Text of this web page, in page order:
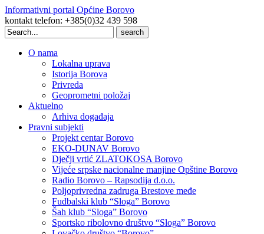
Informativni portal Općine Borovo
kontakt telefon: +385(0)32 439 598
Search
for:
O nama
Lokalna uprava
Istorija Borova
Privreda
Geoprometni položaj
Aktuelno
Arhiva događaja
Pravni subjekti
Projekt centar Borovo
EKO-DUNAV Borovo
Dječji vrtić ZLATOKOSA Borovo
Vijeće srpske nacionalne manjine Opštine Borovo
Radio Borovo – Rapsodija d.o.o.
Poljoprivredna zadruga Brestove međe
Fudbalski klub “Sloga” Borovo
Šah klub “Sloga” Borovo
Sportsko ribolovno društvo “Sloga” Borovo